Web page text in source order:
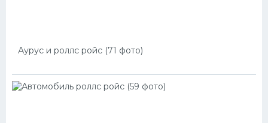
Аурус и роллс ройс (71 фото)